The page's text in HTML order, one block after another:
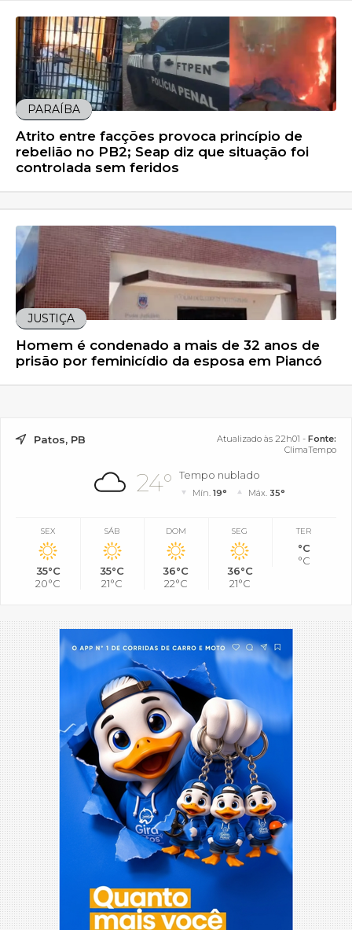
PARAÍBA
Atrito entre facções provoca princípio de
rebelião no PB2; Seap diz que situação foi
controlada sem feridos
JUSTIÇA
Homem é condenado a mais de 32 anos de
prisão por feminicídio da esposa em Piancó
Patos, PB Atualizado às 22h01 - Fonte:
ClimaTempo
24° Tempo nublado
Mín.19° Máx. 35°
SEX
35°C
20°C
SÁB
35°C
21°C
DOM
36°C
22°C
SEG
36°C
21°C
TER
°C
°C